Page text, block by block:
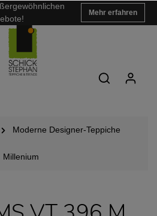
Mehr erfahren
Moderne Designer-Teppiche
Millenium